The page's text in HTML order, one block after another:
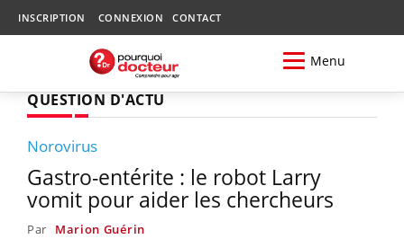
INSCRIPTION CONNEXION CONTACT
Menu
QUESTION D'ACTU
Norovirus
Gastro-entérite : le robot Larry
vomit pour aider les chercheurs
Par Marion Guérin